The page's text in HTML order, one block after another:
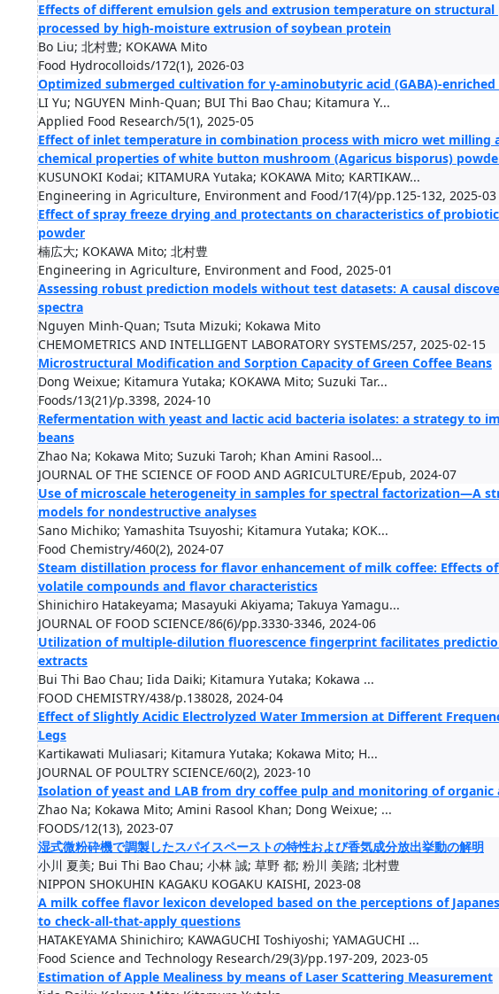
Effects of different emulsion gels and extrusion temperature on
processed by high-moisture extrusion of soybean protein
Bo Liu; 北村豊; KOKAWA Mito
Food Hydrocolloids/172(1), 2026-03
Optimized submerged cultivation for γ-aminobutyric acid (GABA)-
LI Yu; NGUYEN Minh-Quan; BUI Thi Bao Chau; Kitamura Y...
Applied Food Research/5(1), 2025-05
Effect of inlet temperature in combination process with micro wet milling
chemical properties of white button mushroom (Agaricus bisporus)
KUSUNOKI Kodai; KITAMURA Yutaka; KOKAWA Mito; KARTIKAW...
Engineering in Agriculture, Environment and Food/17(4)/pp.125-132, 2025-03
Effect of spray freeze drying and protectants on characteristics of
powder
楠広大; KOKAWA Mito; 北村豊
Engineering in Agriculture, Environment and Food, 2025-01
Assessing robust prediction models without test datasets: A causal
spectra
Nguyen Minh-Quan; Tsuta Mizuki; Kokawa Mito
CHEMOMETRICS AND INTELLIGENT LABORATORY SYSTEMS/257, 2025-02-15
Microstructural Modification and Sorption Capacity of Green Coffee Beans
Dong Weixue; Kitamura Yutaka; KOKAWA Mito; Suzuki Tar...
Foods/13(21)/p.3398, 2024-10
Refermentation with yeast and lactic acid bacteria isolates: a strategy to
beans
Zhao Na; Kokawa Mito; Suzuki Taroh; Khan Amini Rasool...
JOURNAL OF THE SCIENCE OF FOOD AND AGRICULTURE/Epub, 2024-07
Use of microscale heterogeneity in samples for spectral factorization—A
models for nondestructive analyses
Sano Michiko; Yamashita Tsuyoshi; Kitamura Yutaka; KOK...
Food Chemistry/460(2), 2024-07
Steam distillation process for flavor enhancement of milk coffee: Effects
volatile compounds and flavor characteristics
Shinichiro Hatakeyama; Masayuki Akiyama; Takuya Yamagu...
JOURNAL OF FOOD SCIENCE/86(6)/pp.3330-3346, 2024-06
Utilization of multiple-dilution fluorescence fingerprint facilitates
extracts
Bui Thi Bao Chau; Iida Daiki; Kitamura Yutaka; Kokawa ...
FOOD CHEMISTRY/438/p.138028, 2024-04
Effect of Slightly Acidic Electrolyzed Water Immersion at Different
Legs
Kartikawati Muliasari; Kitamura Yutaka; Kokawa Mito; H...
JOURNAL OF POULTRY SCIENCE/60(2), 2023-10
Isolation of yeast and LAB from dry coffee pulp and monitoring of organic
Zhao Na; Kokawa Mito; Amini Rasool Khan; Dong Weixue; ...
FOODS/12(13), 2023-07
湿式微粉砕機で調製したスパイスペーストの特性および香気成分放出挙動の解明
小川 夏美; Bui Thi Bao Chau; 小林 誠; 草野 都; 粉川 美踏; 北村豊
NIPPON SHOKUHIN KAGAKU KOGAKU KAISHI, 2023-08
A milk coffee flavor lexicon developed based on the perceptions of
to check-all-that-apply questions
HATAKEYAMA Shinichiro; KAWAGUCHI Toshiyoshi; YAMAGUCHI ...
Food Science and Technology Research/29(3)/pp.197-209, 2023-05
Estimation of Apple Mealiness by means of Laser Scattering Measurement